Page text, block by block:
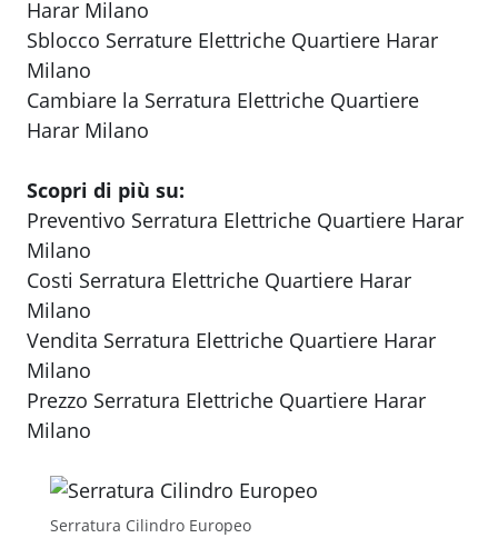
Harar Milano
Sblocco Serrature Elettriche Quartiere Harar
Milano
Cambiare la Serratura Elettriche Quartiere
Harar Milano
Scopri di più su:
Preventivo Serratura Elettriche Quartiere Harar
Milano
Costi Serratura Elettriche Quartiere Harar
Milano
Vendita Serratura Elettriche Quartiere Harar
Milano
Prezzo Serratura Elettriche Quartiere Harar
Milano
Serratura Cilindro Europeo